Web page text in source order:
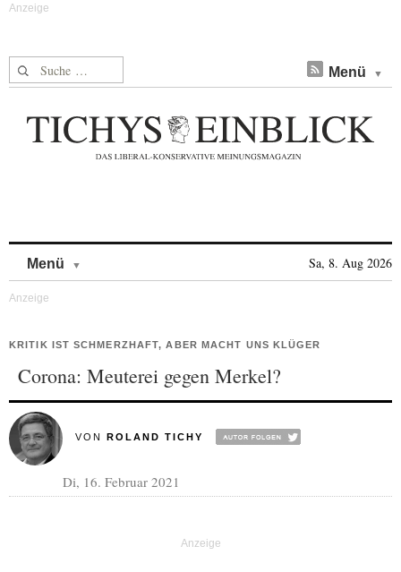
Suche nach: Menü
Menü Sa, 8. Aug 2026
KRITIK IST SCHMERZHAFT, ABER MACHT UNS KLÜGER
Corona: Meuterei gegen Merkel?
VON ROLAND TICHY
Di, 16. Februar 2021